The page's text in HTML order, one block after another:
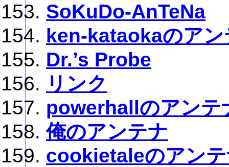
SoKuDo-AnTeNa
ken-kataokaのアン
Dr.’s Probe
リンク
powerhallのアンテ
俺のアンテナ
cookietaleのアン